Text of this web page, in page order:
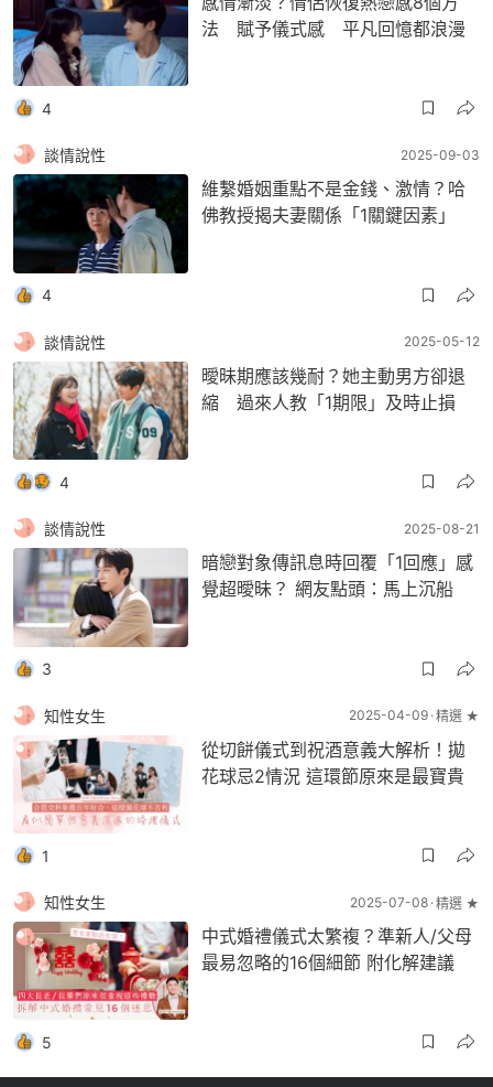
法 賦予儀式感 平凡回憶都浪漫
4
談情說性 2025-09-03
維繫婚姻重點不是金錢、激情？哈
佛教授揭夫妻關係「1關鍵因素」
4
談情說性 2025-05-12
曖昧期應該幾耐？她主動男方卻退
縮 過來人教「1期限」及時止損
4
談情說性 2025-08-21
暗戀對象傳訊息時回覆「1回應」感
覺超曖昧？ 網友點頭：馬上沉船
3
知性女生 2025-04-09 精選 ★
從切餅儀式到祝酒意義大解析！拋
花球忌2情況 這環節原來是最寶貴
1
知性女生 2025-07-08 精選 ★
中式婚禮儀式太繁複？準新人/父母
最易忽略的16個細節 附化解建議
5